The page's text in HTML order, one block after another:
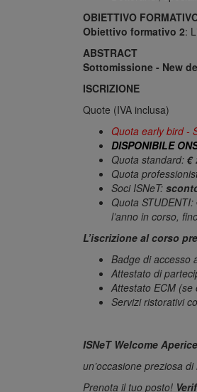
OBIETTIVO
Obiettivo formativo 2:
ABSTRACT
Sottomissione - New
ISCRIZIONE
Quote (IVA inclusa)
Quota early bird -
DISPONIBILE
Quota standard: €
Quota
Soci ISNeT:
Quota STUDENTI:
l’anno in corso,
L’iscrizione al corso
Badge di accesso
Attestato di
Attestato ECM (se
Servizi ristorativi
ISNeT Welcome
un’occasione preziosa
Prenota il tuo posto!